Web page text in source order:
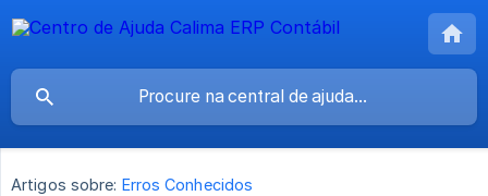
Artigos sobre: Erros Conhecidos